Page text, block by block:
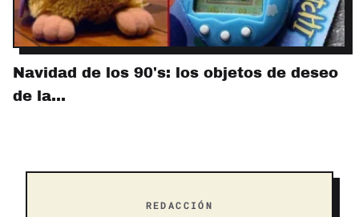
Navidad de los 90's: los objetos de deseo
de la…
REDACCIÓN